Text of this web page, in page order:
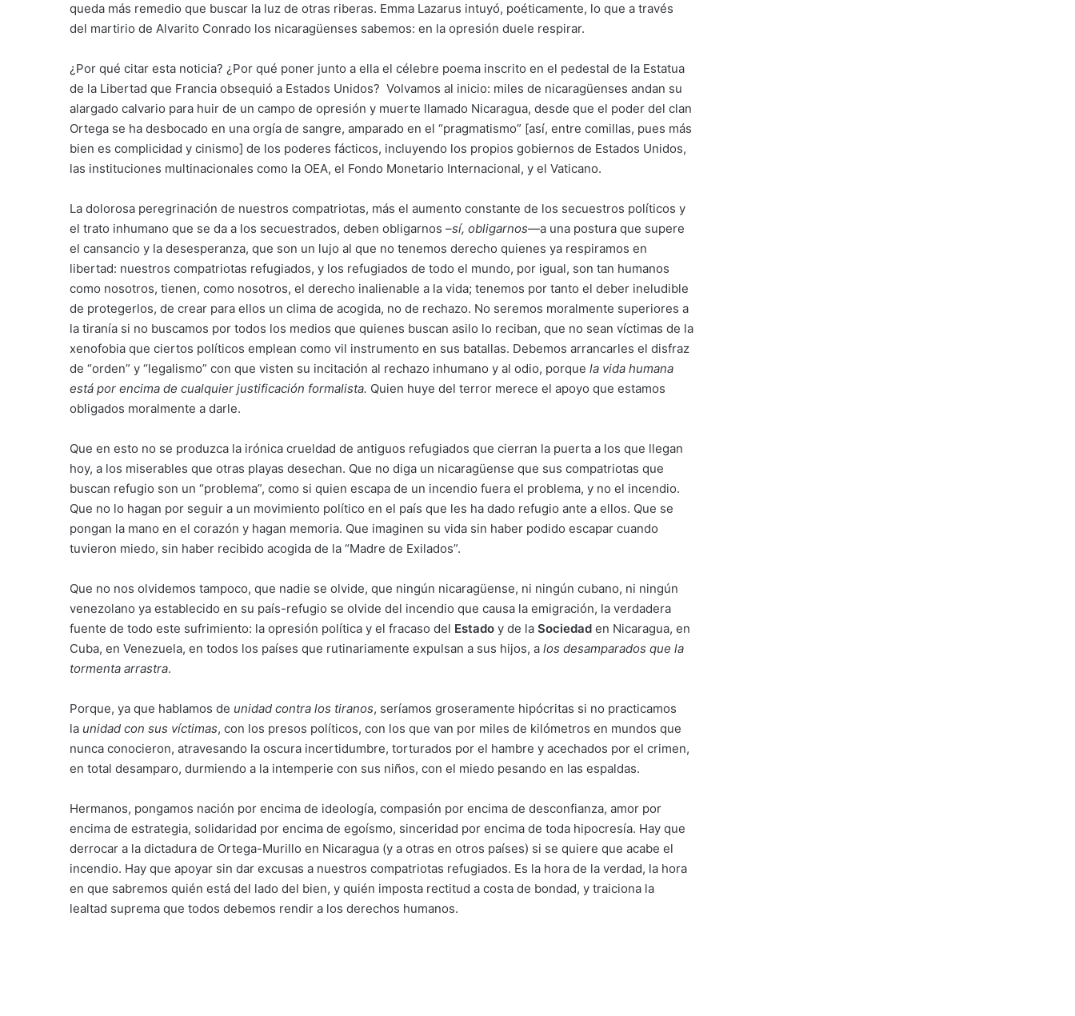
queda más remedio que buscar la luz de otras riberas. Emma Lazarus intuyó, poéticamente, lo que a través
del martirio de Alvarito Conrado los nicaragüenses sabemos: en la opresión duele respirar.
¿Por qué citar esta noticia? ¿Por qué poner junto a ella el célebre poema inscrito en el pedestal de la Estatua
de la Libertad que Francia obsequió a Estados Unidos? Volvamos al inicio: miles de nicaragüenses andan su
alargado calvario para huir de un campo de opresión y muerte llamado Nicaragua, desde que el poder del clan
Ortega se ha desbocado en una orgía de sangre, amparado en el “pragmatismo” [así, entre comillas, pues más
bien es complicidad y cinismo] de los poderes fácticos, incluyendo los propios gobiernos de Estados Unidos,
las instituciones multinacionales como la OEA, el Fondo Monetario Internacional, y el Vaticano.
La dolorosa peregrinación de nuestros compatriotas, más el aumento constante de los secuestros políticos y
el trato inhumano que se da a los secuestrados, deben obligarnos –sí, obligarnos—a una postura que supere
el cansancio y la desesperanza, que son un lujo al que no tenemos derecho quienes ya respiramos en
libertad: nuestros compatriotas refugiados, y los refugiados de todo el mundo, por igual, son tan humanos
como nosotros, tienen, como nosotros, el derecho inalienable a la vida; tenemos por tanto el deber ineludible
de protegerlos, de crear para ellos un clima de acogida, no de rechazo. No seremos moralmente superiores a
la tiranía si no buscamos por todos los medios que quienes buscan asilo lo reciban, que no sean víctimas de la
xenofobia que ciertos políticos emplean como vil instrumento en sus batallas. Debemos arrancarles el disfraz
de “orden” y “legalismo” con que visten su incitación al rechazo inhumano y al odio, porque la vida humana
está por encima de cualquier justificación formalista. Quien huye del terror merece el apoyo que estamos
obligados moralmente a darle.
Que en esto no se produzca la irónica crueldad de antiguos refugiados que cierran la puerta a los que llegan
hoy, a los miserables que otras playas desechan. Que no diga un nicaragüense que sus compatriotas que
buscan refugio son un “problema”, como si quien escapa de un incendio fuera el problema, y no el incendio.
Que no lo hagan por seguir a un movimiento político en el país que les ha dado refugio ante a ellos. Que se
pongan la mano en el corazón y hagan memoria. Que imaginen su vida sin haber podido escapar cuando
tuvieron miedo, sin haber recibido acogida de la “Madre de Exilados”.
Que no nos olvidemos tampoco, que nadie se olvide, que ningún nicaragüense, ni ningún cubano, ni ningún
venezolano ya establecido en su país-refugio se olvide del incendio que causa la emigración, la verdadera
fuente de todo este sufrimiento: la opresión política y el fracaso del Estado y de la Sociedad en Nicaragua, en
Cuba, en Venezuela, en todos los países que rutinariamente expulsan a sus hijos, a los desamparados que la
tormenta arrastra.
Porque, ya que hablamos de unidad contra los tiranos, seríamos groseramente hipócritas si no practicamos
la unidad con sus víctimas, con los presos políticos, con los que van por miles de kilómetros en mundos que
nunca conocieron, atravesando la oscura incertidumbre, torturados por el hambre y acechados por el crimen,
en total desamparo, durmiendo a la intemperie con sus niños, con el miedo pesando en las espaldas.
Hermanos, pongamos nación por encima de ideología, compasión por encima de desconfianza, amor por
encima de estrategia, solidaridad por encima de egoísmo, sinceridad por encima de toda hipocresía. Hay que
derrocar a la dictadura de Ortega-Murillo en Nicaragua (y a otras en otros países) si se quiere que acabe el
incendio. Hay que apoyar sin dar excusas a nuestros compatriotas refugiados. Es la hora de la verdad, la hora
en que sabremos quién está del lado del bien, y quién imposta rectitud a costa de bondad, y traiciona la
lealtad suprema que todos debemos rendir a los derechos humanos.